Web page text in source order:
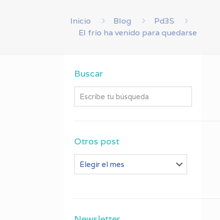
Inicio Blog
Pd3S
El frío ha venido para quedarse
Buscar
Otros post
Otros